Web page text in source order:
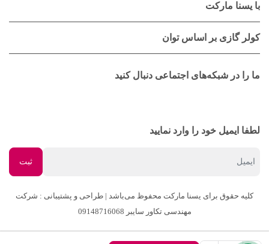
با یسنا مارکت
کولر گازی بر اساس توان
ما را در شبکه‌های اجتماعی دنبال کنید
لطفا ایمیل خود را وارد نمایید
کلیه حقوق برای یسنا مارکت محفوظ می‌باشد | طراحی و پشتیبانی : شرکت
مهندسی تکاور سایبر 09148716068